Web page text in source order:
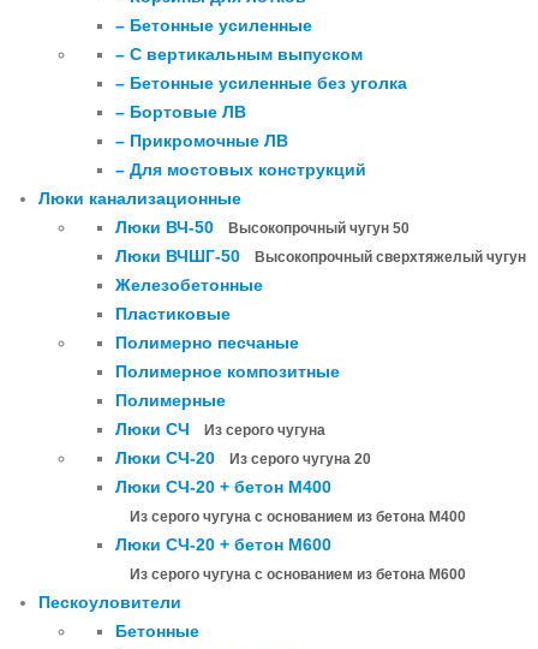
– Бетонные усиленные
– С вертикальным выпуском
– Бетонные усиленные без уголка
– Бортовые ЛВ
– Прикромочные ЛВ
– Для мостовых конструкций
Люки канализационные
Люки ВЧ-50
Высокопрочный чугун 50
Люки ВЧШГ-50 Высокопрочный сверхтяжелый чугун
Железобетонные
Пластиковые
Полимерно песчаные
Полимерное композитные
Полимерные
Люки СЧ
Из серого чугуна
Люки СЧ-20 Из серого чугуна 20
Люки СЧ-20 + бетон М400
Из серого чугуна с основанием из бетона М400
Люки СЧ-20 + бетон М600
Из серого чугуна с основанием из бетона М600
Пескоуловители
Бетонные